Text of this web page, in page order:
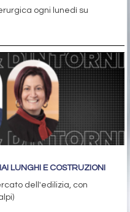
ogni lunedì su
LUNGHI E COSTRUZIONI
dell'edilizia, con